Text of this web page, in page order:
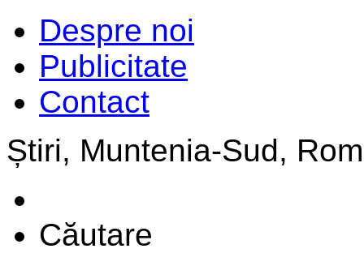
Despre noi
Publicitate
Contact
Știri, Muntenia-Sud,
Căutare